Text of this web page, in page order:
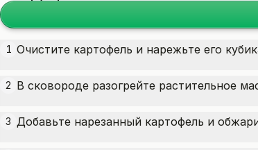
1 Очистите картофель и нарежьте его
2 В сковороде разогрейте растительное
3 Добавьте нарезанный картофель и